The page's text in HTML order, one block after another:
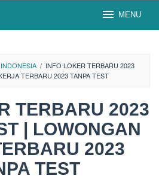
MENU
/ INFO LOKER TERBARU 2023
TERBARU 2023 TANPA TEST
TERBARU 2023
| LOWONGAN
2023
TEST